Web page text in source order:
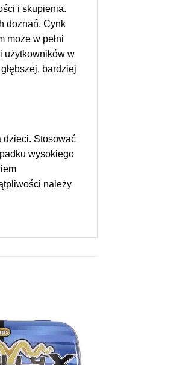
i skupienia.
doznań. Cynk
może w pełni
użytkowników w
bardziej
dzieci. Stosować
wysokiego
należy